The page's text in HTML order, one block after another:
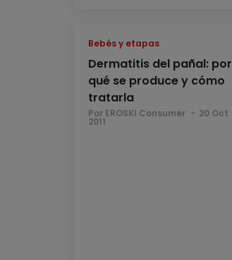
Bebés y etapas
Dermatitis del pañal: por
qué se produce y cómo
tratarla
Por EROSKI Consumer 20 Oct
2011